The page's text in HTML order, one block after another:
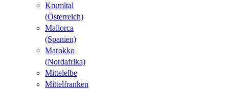
Krumltal
(Österreich)
Mallorca
(Spanien)
Marokko
(Nordafrika)
Mittelelbe
Mittelfranken